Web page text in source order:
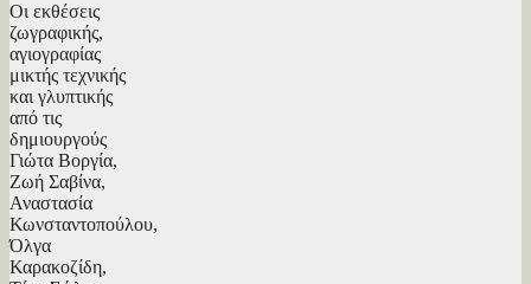
Οι εκθέσεις
ζωγραφικής,
αγιογραφίας
μικτής τεχνικής
και γλυπτικής
από τις
δημιουργούς
Γιώτα Βοργία,
Ζωή Σαβίνα,
Αναστασία
Κωνσταντοπούλου,
Όλγα
Καρακοζίδη,